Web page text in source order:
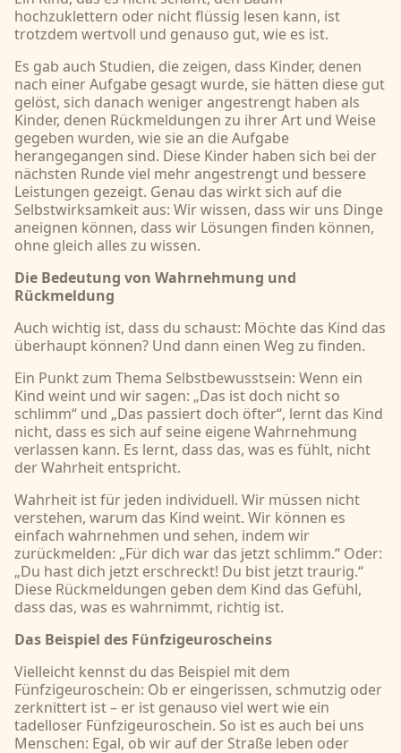
hochzuklettern oder nicht flüssig lesen kann, ist
trotzdem wertvoll und genauso gut, wie es ist.
Es gab auch Studien, die zeigen, dass Kinder, denen
nach einer Aufgabe gesagt wurde, sie hätten diese gut
gelöst, sich danach weniger angestrengt haben als
Kinder, denen Rückmeldungen zu ihrer Art und Weise
gegeben wurden, wie sie an die Aufgabe
herangegangen sind. Diese Kinder haben sich bei der
nächsten Runde viel mehr angestrengt und bessere
Leistungen gezeigt. Genau das wirkt sich auf die
Selbstwirksamkeit aus: Wir wissen, dass wir uns Dinge
aneignen können, dass wir Lösungen finden können,
ohne gleich alles zu wissen.
Die Bedeutung von Wahrnehmung und
Rückmeldung
Auch wichtig ist, dass du schaust: Möchte das Kind das
überhaupt können? Und dann einen Weg zu finden.
Ein Punkt zum Thema Selbstbewusstsein: Wenn ein
Kind weint und wir sagen: „Das ist doch nicht so
schlimm“ und „Das passiert doch öfter“, lernt das Kind
nicht, dass es sich auf seine eigene Wahrnehmung
verlassen kann. Es lernt, dass das, was es fühlt, nicht
der Wahrheit entspricht.
Wahrheit ist für jeden individuell. Wir müssen nicht
verstehen, warum das Kind weint. Wir können es
einfach wahrnehmen und sehen, indem wir
zurückmelden: „Für dich war das jetzt schlimm.“ Oder:
„Du hast dich jetzt erschreckt! Du bist jetzt traurig.“
Diese Rückmeldungen geben dem Kind das Gefühl,
dass das, was es wahrnimmt, richtig ist.
Das Beispiel des Fünfzigeuroscheins
Vielleicht kennst du das Beispiel mit dem
Fünfzigeuroschein: Ob er eingerissen, schmutzig oder
zerknittert ist – er ist genauso viel wert wie ein
tadelloser Fünfzigeuroschein. So ist es auch bei uns
Menschen: Egal, ob wir auf der Straße leben oder